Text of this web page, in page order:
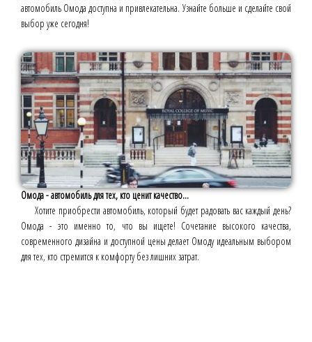
автомобиль Омода доступна и привлекательна. Узнайте больше и сделайте свой
выбор уже сегодня!
Омода - автомобиль для тех, кто ценит качество...
Хотите приобрести автомобиль, который будет радовать вас каждый день?
Омода - это именно то, что вы ищете! Сочетание высокого качества,
современного дизайна и доступной цены делает Омоду идеальным выбором
для тех, кто стремится к комфорту без лишних затрат.